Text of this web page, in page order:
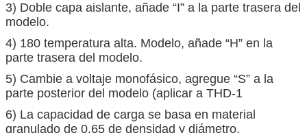
3) Doble capa aislante, añade “I” a la parte trasera del
modelo.
4) 180 temperatura alta. Modelo, añade “H” en la
parte trasera del modelo.
5) Cambie a voltaje monofásico, agregue “S” a la
parte posterior del modelo (aplicar a THD-1
6) La capacidad de carga se basa en material
granulado de 0,65 de densidad y diámetro.